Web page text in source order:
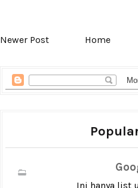
Newer Post Home
Ini hanya list